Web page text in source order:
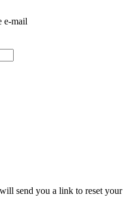
e-mail
send you a link to reset your